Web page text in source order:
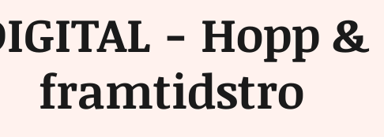
- Hopp &
framtidstro